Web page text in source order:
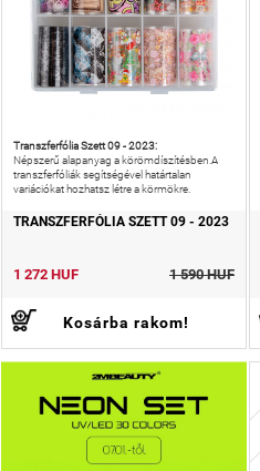
Transzferfólia Szett 09 - 2023:
Népszerű alapanyag a körömdíszítésben.A
transzferfóliák segítségével határtalan
variációkat hozhatsz létre a körmökre.
TRANSZFERFÓLIA SZETT 09 - 2023
1 272 HUF 1 590 HUF
Kosárba rakom!